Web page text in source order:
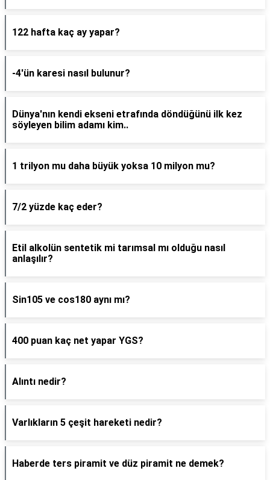
122 hafta kaç ay yapar?
-4'ün karesi nasıl bulunur?
Dünya'nın kendi ekseni etrafında döndüğünü ilk kez
söyleyen bilim adamı kim..
1 trilyon mu daha büyük yoksa 10 milyon mu?
7/2 yüzde kaç eder?
Etil alkolün sentetik mi tarımsal mı olduğu nasıl
anlaşılır?
Sin105 ve cos180 aynı mı?
400 puan kaç net yapar YGS?
Alıntı nedir?
Varlıkların 5 çeşit hareketi nedir?
Haberde ters piramit ve düz piramit ne demek?